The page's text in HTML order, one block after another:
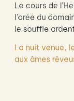
Le cours de
l’orée du
le souffle
La nuit venue,
aux âmes